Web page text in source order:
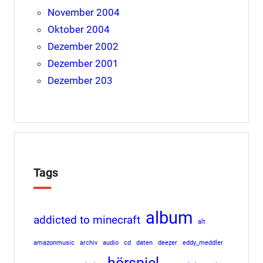
November 2004
Oktober 2004
Dezember 2002
Dezember 2001
Dezember 203
Tags
addicted to minecraft album alt
amazonmusic archiv audio cd daten deezer eddy_meddler